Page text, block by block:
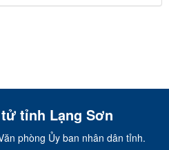
tỉnh Lạng Sơn
phòng Ủy ban nhân dân tỉnh.